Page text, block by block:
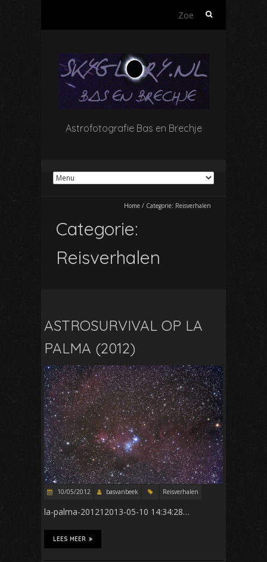
Zoeken
Astrofotografie Bas en Brechje
Home / Categorie: Reisverhalen
Categorie:
Reisverhalen
ASTROSURVIVAL OP LA
PALMA (2012)
10/05/2012 basvanbeek Reisverhalen
la-palma-201212013-05-10 14:34:28…
LEES MEER